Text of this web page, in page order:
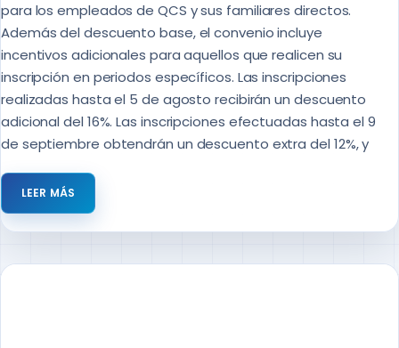
para los empleados de QCS y sus familiares directos.
Además del descuento base, el convenio incluye
incentivos adicionales para aquellos que realicen su
inscripción en periodos específicos. Las inscripciones
realizadas hasta el 5 de agosto recibirán un descuento
adicional del 16%. Las inscripciones efectuadas hasta el 9
de septiembre obtendrán un descuento extra del 12%, y
LEER MÁS